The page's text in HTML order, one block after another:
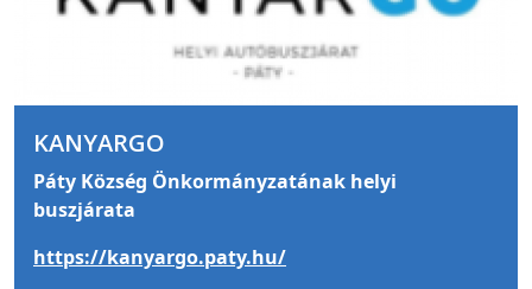
KANYARGO
Páty Község Önkormányzatának helyi
buszjárata
https://kanyargo.paty.hu/